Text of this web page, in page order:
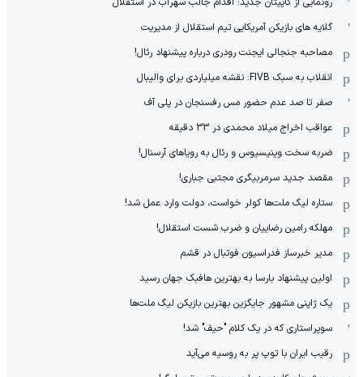
گلایه های بازیکن آمریکایی تیم استقلال از مدیریت
مصاحبه جنجالی ایجنت رودری درباره پیشنهاد رئال!
انقلاب به سبک FIVB: نقشه میلیاردی برای والیبال
صفر تا صد عدم حضور مس رفسنجان در پلی آف
عواقب اخراج میلاد محمدی در 33 دقیقه
ضربه سخت وینیسیوس و رئال به رویاهای آرسنال!
مقصد جدید سرمربیگری مجتبی جباری!
ستاره لیگ ملت‌ها کولر خواست، دولت وارد عمل شد!
مهلکه رامین رضاییان و ضرب شست استقلال!
مدیر خبرساز فدراسیون فوتبال در قشم
اولین پیشنهاد بارسا به بهترین هافبک جهان رسید
یک ژاپنی مشهور جایگزین بهترین بازیکن لیگ ملت‌ها
سوپراستاری که در یک کلام "حیف" شد!
رقیب ایران با توپ پر به روسیه می‌آید